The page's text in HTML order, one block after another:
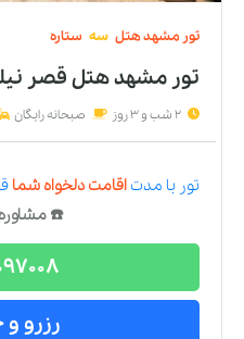
تور مشهدهتل سه ستاره
تور مشهد هتل قصر
2 شب و 3 روز صبحانه رایگان
تور با مدتاقامت دلخواه شما
☎️ مشاوره
رزرو و